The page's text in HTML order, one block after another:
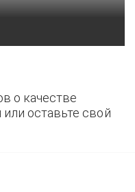
о качестве
оставьте свой